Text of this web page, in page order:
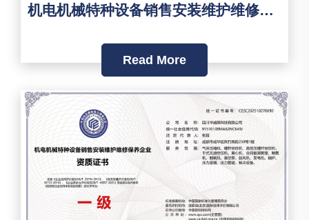
机电机械特种设备销售安装维护维修保养企业资质证书
Read More